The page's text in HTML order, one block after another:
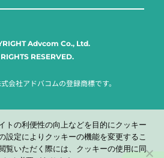
Advcom Co., Ltd.
RESERVED.
会社アドバコムの登録商標です。
トの利便性の向上などを目的にクッキー
設定によりクッキーの機能を変更するこ
覧いただく際には、クッキーの使用に同